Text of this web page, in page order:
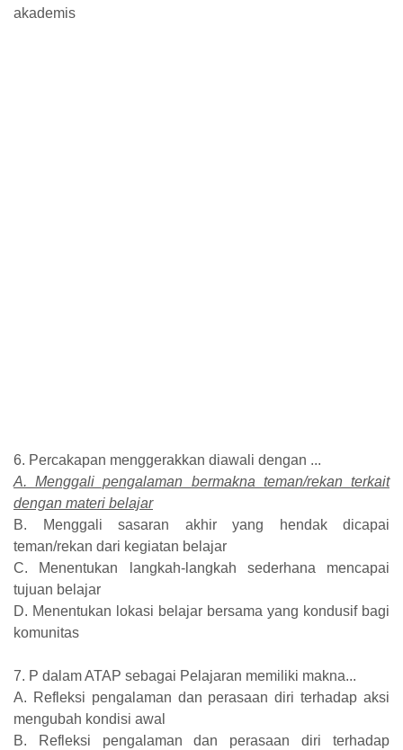
akademis
6. Percakapan menggerakkan diawali dengan ...
A. Menggali pengalaman bermakna teman/rekan terkait
dengan materi belajar
B. Menggali sasaran akhir yang hendak dicapai
teman/rekan dari kegiatan belajar
C. Menentukan langkah-langkah sederhana mencapai
tujuan belajar
D. Menentukan lokasi belajar bersama yang kondusif bagi
komunitas
7. P dalam ATAP sebagai Pelajaran memiliki makna...
A. Refleksi pengalaman dan perasaan diri terhadap aksi
mengubah kondisi awal
B. Refleksi pengalaman dan perasaan diri terhadap